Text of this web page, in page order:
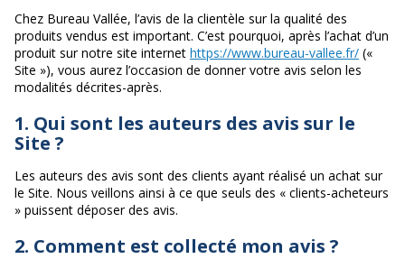
Chez Bureau Vallée, l’avis de la clientèle sur la qualité des
produits vendus est important. C’est pourquoi, après l’achat d’un
produit sur notre site internet https://www.bureau-vallee.fr/ («
Site »), vous aurez l’occasion de donner votre avis selon les
modalités décrites-après.
1. Qui sont les auteurs des avis sur le
Site ?
Les auteurs des avis sont des clients ayant réalisé un achat sur
le Site. Nous veillons ainsi à ce que seuls des « clients-acheteurs
» puissent déposer des avis.
2. Comment est collecté mon avis ?